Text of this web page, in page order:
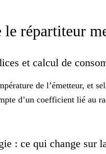
répartiteur
et calcul de
de l’émetteur, et
d’un coefficient lié au
: ce qui change sur